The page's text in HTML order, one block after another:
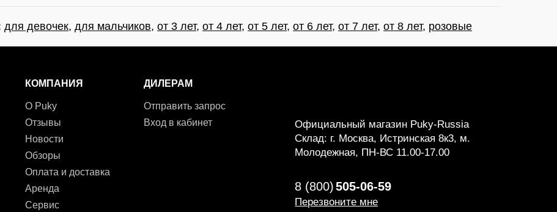
для девочек,для мальчиков,от 3 лет,от 4 лет,от 5 лет,от 6 лет,от 7 лет,от 8 лет, розовые
КОМПАНИЯ
О Puky
Отзывы
Новости
Обзоры
Оплата и доставка
Аренда
Сервис
ДИЛЕРАМ
Отправить запрос
Вход в кабинет
Официальный магазин Puky-Russia
Склад: г. Москва, Истринская 8к3, м.
Молодежная, ПН-ВС 11.00-17.00
8 (800)505-06-59
Перезвоните мне